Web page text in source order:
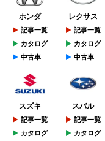
ホンダ
記事一覧
カタログ
中古車
レクサス
記事一覧
カタログ
中古車
スズキ
記事一覧
カタログ
スバル
記事一覧
カタログ